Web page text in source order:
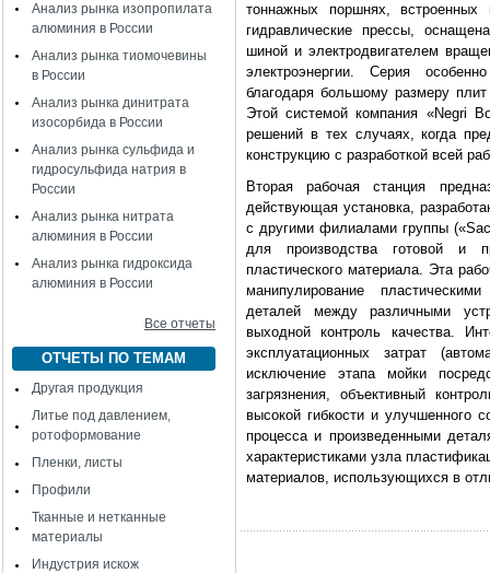
Анализ рынка изопропилата
алюминия в России
Анализ рынка тиомочевины
в России
Анализ рынка динитрата
изосорбида в России
Анализ рынка сульфида и
гидросульфида натрия в
России
Анализ рынка нитрата
алюминия в России
Анализ рынка гидроксида
алюминия в России
Все отчеты
ОТЧЕТЫ ПО ТЕМАМ
Другая продукция
Литье под давлением,
ротоформование
Пленки, листы
Профили
Тканные и нетканные
материалы
Индустрия искож
тоннажных поршнях,
гидравлические прессы,
шиной и электродвигателем
электроэнергии. Серия
благодаря большому размеру
Этой системой компания «Negri
решений в тех случаях, когда
конструкцию с разработкой всей
Вторая рабочая станция
действующая установка,
с другими филиалами группы
для производства готовой и
пластического материала. Эта
манипулирование
деталей между различными
выходной контроль качества.
эксплуатационных затрат
исключение этапа мойки
загрязнения, объективный
высокой гибкости и улучшенного
процесса и произведенными
характеристиками узла
материалов, использующихся в